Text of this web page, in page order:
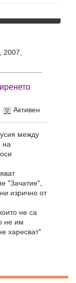
2007,
Активен
между
на
"Зачатие",
изрично от
не са
не им
харесват"